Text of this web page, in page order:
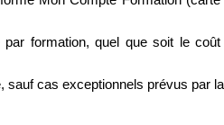
par formation, quel que soit le coût
sauf cas exceptionnels prévus par la